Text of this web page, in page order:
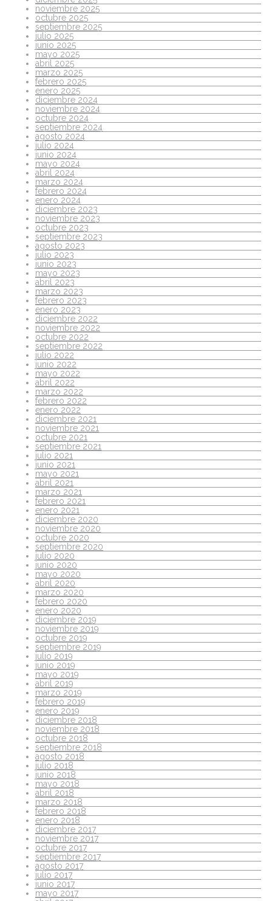
noviembre 2025
octubre 2025
septiembre 2025
julio 2025
junio 2025
mayo 2025
abril 2025
marzo 2025
febrero 2025
enero 2025
diciembre 2024
noviembre 2024
octubre 2024
septiembre 2024
agosto 2024
julio 2024
junio 2024
mayo 2024
abril 2024
marzo 2024
febrero 2024
enero 2024
diciembre 2023
noviembre 2023
octubre 2023
septiembre 2023
agosto 2023
julio 2023
junio 2023
mayo 2023
abril 2023
marzo 2023
febrero 2023
enero 2023
diciembre 2022
noviembre 2022
octubre 2022
septiembre 2022
julio 2022
junio 2022
mayo 2022
abril 2022
marzo 2022
febrero 2022
enero 2022
diciembre 2021
noviembre 2021
octubre 2021
septiembre 2021
julio 2021
junio 2021
mayo 2021
abril 2021
marzo 2021
febrero 2021
enero 2021
diciembre 2020
noviembre 2020
octubre 2020
septiembre 2020
julio 2020
junio 2020
mayo 2020
abril 2020
marzo 2020
febrero 2020
enero 2020
diciembre 2019
noviembre 2019
octubre 2019
septiembre 2019
julio 2019
junio 2019
mayo 2019
abril 2019
marzo 2019
febrero 2019
enero 2019
diciembre 2018
noviembre 2018
octubre 2018
septiembre 2018
agosto 2018
julio 2018
junio 2018
mayo 2018
abril 2018
marzo 2018
febrero 2018
enero 2018
diciembre 2017
noviembre 2017
octubre 2017
septiembre 2017
agosto 2017
julio 2017
junio 2017
mayo 2017